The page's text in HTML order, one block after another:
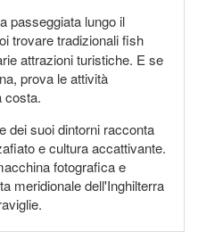
passeggiata lungo il
trovare tradizionali fish
attrazioni turistiche. E se
prova le attività
costa.
dei suoi dintorni racconta
e cultura accattivante.
fotografica e
meridionale dell'Inghilterra